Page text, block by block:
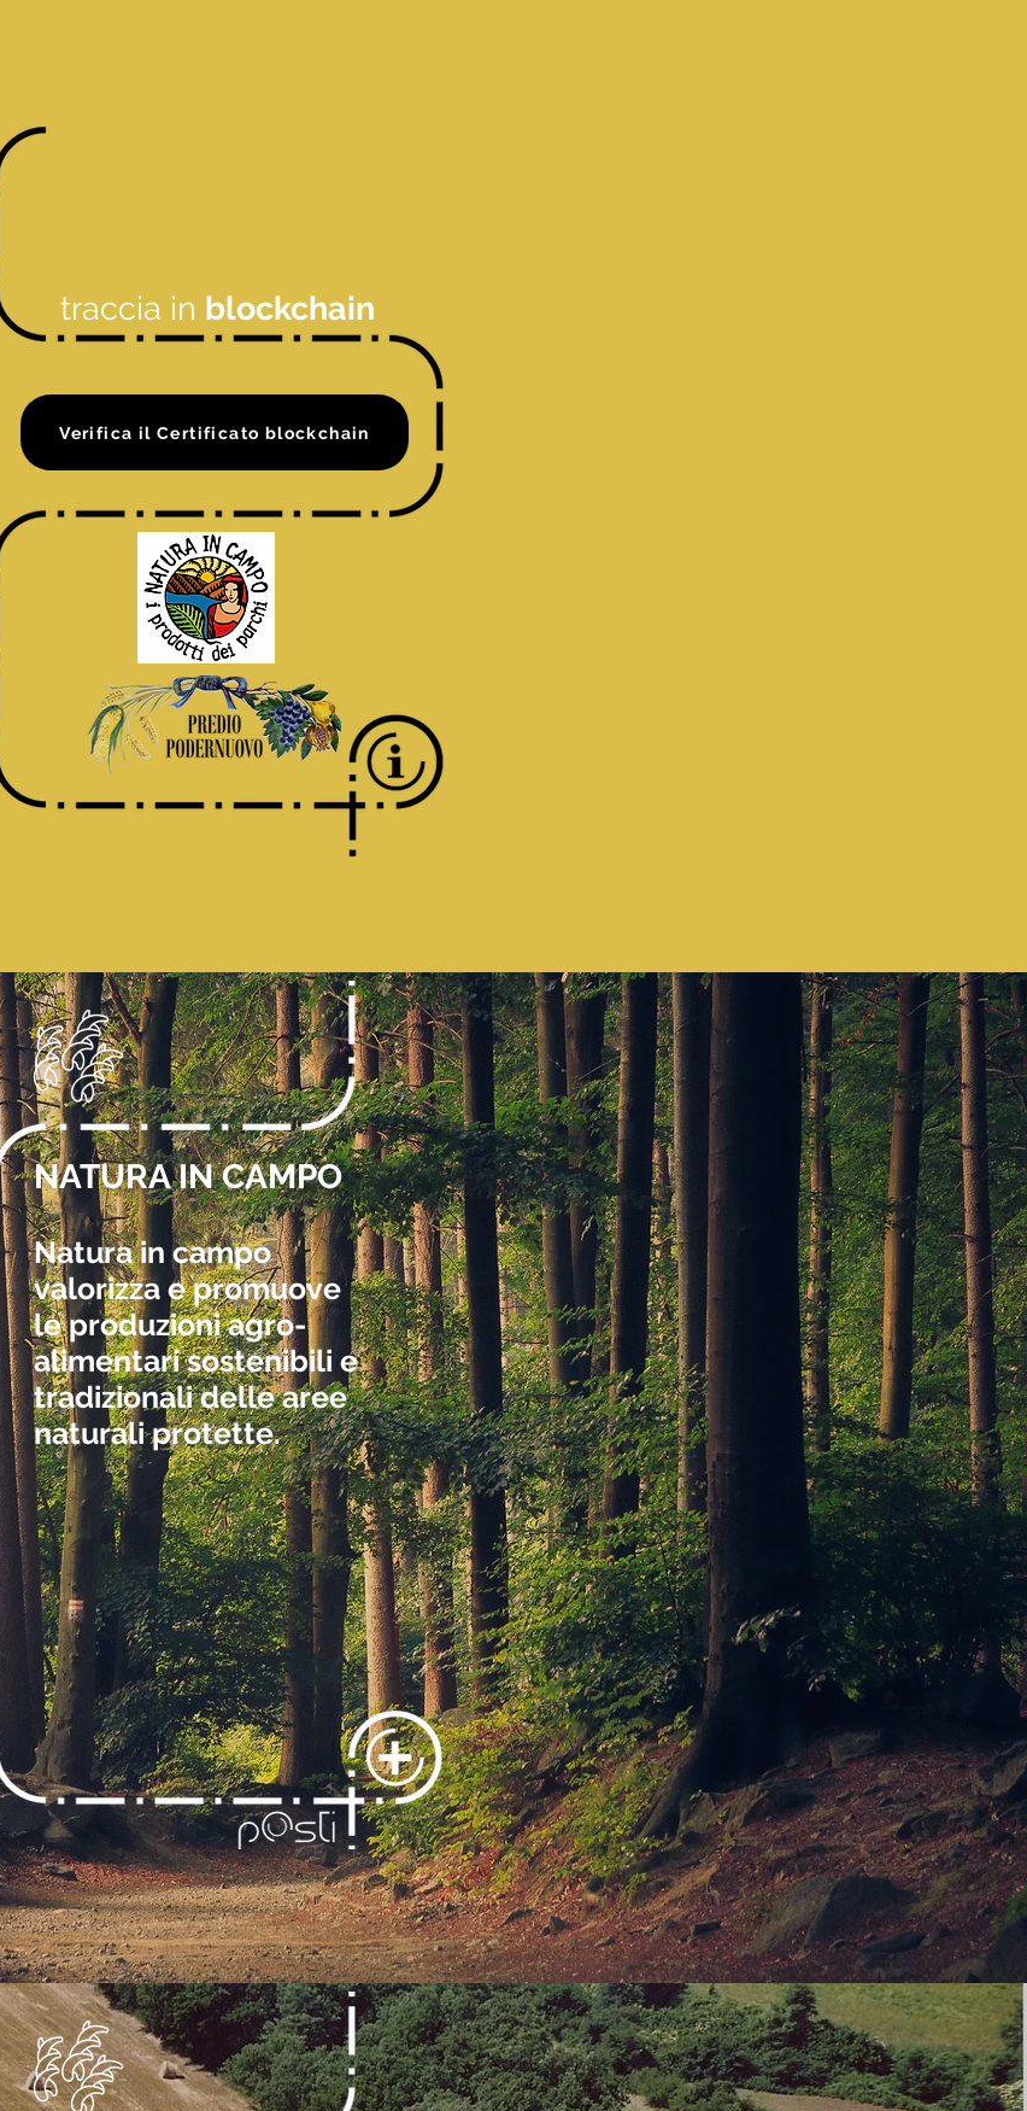
traccia in blockchain
Verifica il Certificato blockchain
NATURA IN CAMPO
Natura in campo
valorizza e promuove
le produzioni agro-
alimentari sostenibili e
tradizionali delle aree
naturali protette.